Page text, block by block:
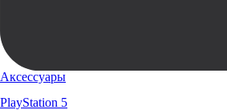
Аксессуары
PlayStation 5